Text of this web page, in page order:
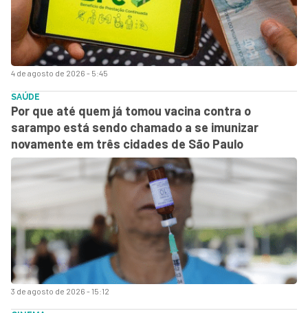
4 de agosto de 2026 - 5:45
3 de agosto de 2026 - 15:12
SAÚDE
Por que até quem já tomou vacina contra o
sarampo está sendo chamado a se imunizar
novamente em três cidades de São Paulo